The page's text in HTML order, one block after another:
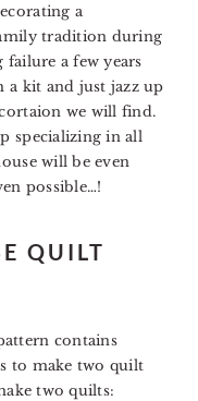
a
tradition during
a few years
a kit and just jazz up
we will find.
specializing in all
will be even
possible…!
QUILT
contains
to make two quilt
two quilts: